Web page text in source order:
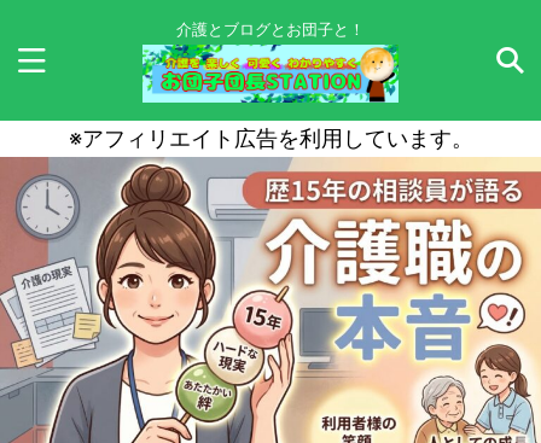
介護とブログとお団子と！
※アフィリエイト広告を利用しています。